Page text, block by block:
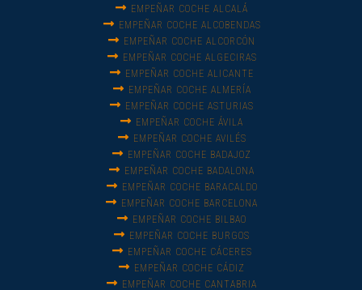
EMPEÑAR COCHE ALCALÁ
EMPEÑAR COCHE ALCOBENDAS
EMPEÑAR COCHE ALCORCÓN
EMPEÑAR COCHE ALGECIRAS
EMPEÑAR COCHE ALICANTE
EMPEÑAR COCHE ALMERÍA
EMPEÑAR COCHE ASTURIAS
EMPEÑAR COCHE ÁVILA
EMPEÑAR COCHE AVILÉS
EMPEÑAR COCHE BADAJOZ
EMPEÑAR COCHE BADALONA
EMPEÑAR COCHE BARACALDO
EMPEÑAR COCHE BARCELONA
EMPEÑAR COCHE BILBAO
EMPEÑAR COCHE BURGOS
EMPEÑAR COCHE CÁCERES
EMPEÑAR COCHE CÁDIZ
EMPEÑAR COCHE CANTABRIA